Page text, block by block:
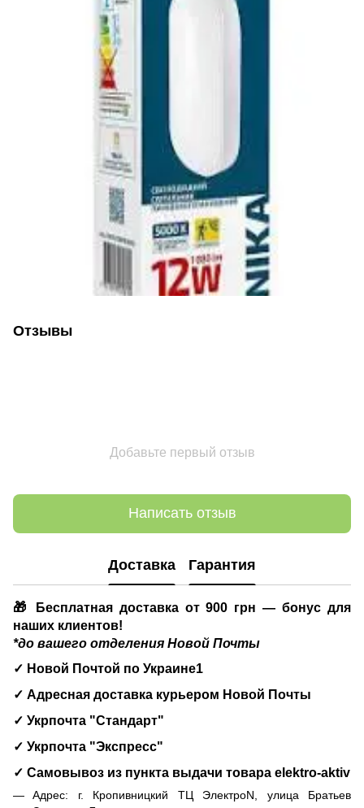
Отзывы
Добавьте первый отзыв
Написать отзыв
Доставка Гарантия
🎁 Бесплатная доставка от 900 грн — бонус для
наших клиентов!
*до вашего отделения Новой Почты
✓ Новой Почтой по Украине1
✓ Адресная доставка курьером Новой Почты
✓ Укрпочта "Стандарт"
✓ Укрпочта "Экспресс"
✓ Самовывоз из пункта выдачи товара elektro-aktiv
Адрес: г. Кропивницкий ТЦ ЭлектроN, улица Братьев